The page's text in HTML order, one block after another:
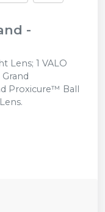
-
Lens; 1 VALO
Proxicure™️ Ball